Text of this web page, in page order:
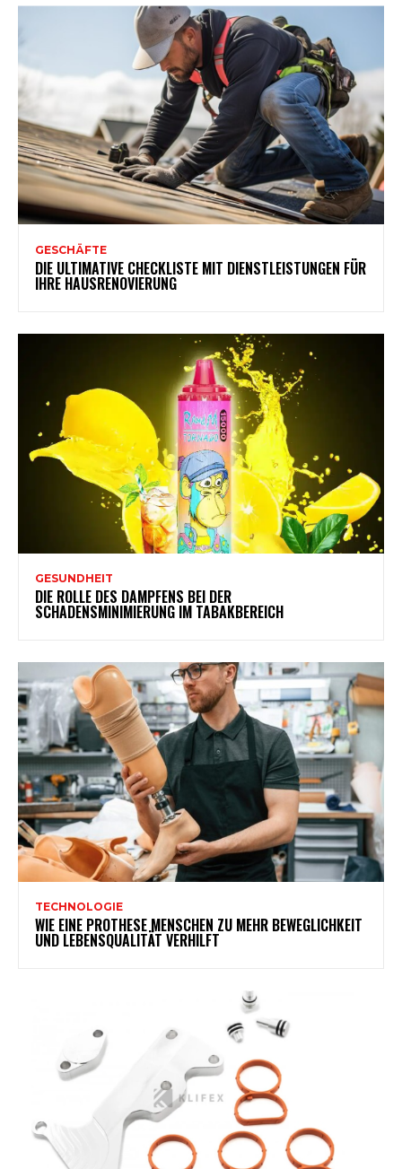
GESCHÄFTE
DIE ULTIMATIVE CHECKLISTE MIT DIENSTLEISTUNGEN FÜR
IHRE HAUSRENOVIERUNG
GESUNDHEIT
DIE ROLLE DES DAMPFENS BEI DER
SCHADENSMINIMIERUNG IM TABAKBEREICH
TECHNOLOGIE
WIE EINE PROTHESE MENSCHEN ZU MEHR BEWEGLICHKEIT
UND LEBENSQUALITÄT VERHILFT